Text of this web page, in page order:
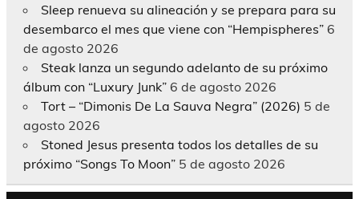
Sleep renueva su alineación y se prepara para su
desembarco el mes que viene con “Hempispheres” 6
de agosto 2026
Steak lanza un segundo adelanto de su próximo
álbum con “Luxury Junk” 6 de agosto 2026
Tort – “Dimonis De La Sauva Negra” (2026) 5 de
agosto 2026
Stoned Jesus presenta todos los detalles de su
próximo “Songs To Moon” 5 de agosto 2026